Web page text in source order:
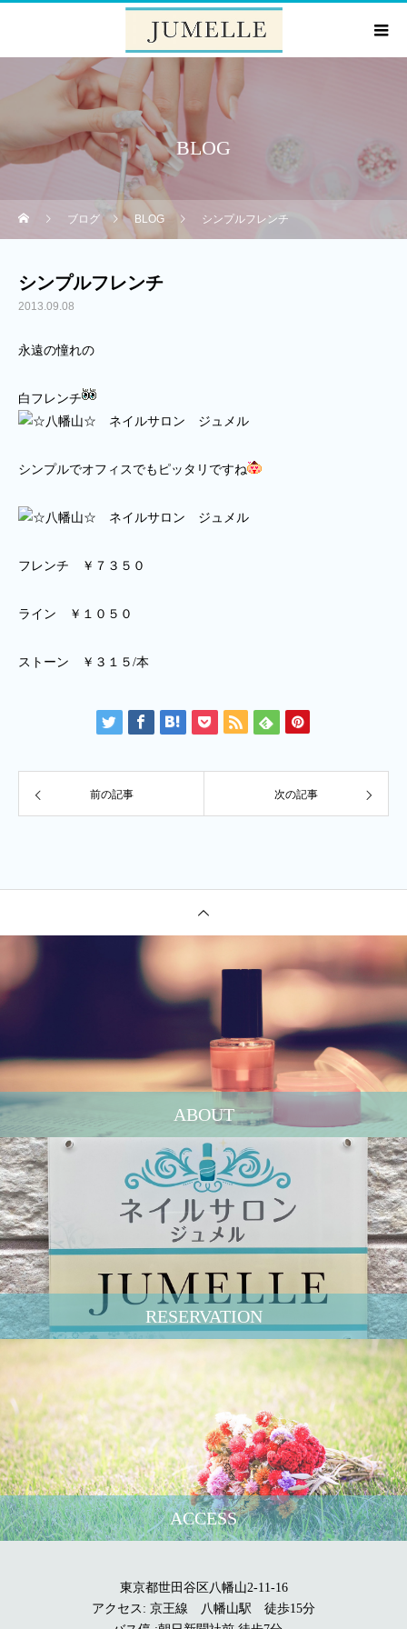
BLOG
ブログ BLOG シンプルフレンチ
シンプルフレンチ
2013.09.08
永遠の憧れの
白フレンチ
シンプルでオフィスでもピッタリですね
フレンチ ￥７３５０
ライン ￥１０５０
ストーン ￥３１５/本
前の記事 次の記事
ABOUT
RESERVATION
ACCESS
東京都世田谷区八幡山2-11-16
アクセス: 京王線 八幡山駅 徒歩15分